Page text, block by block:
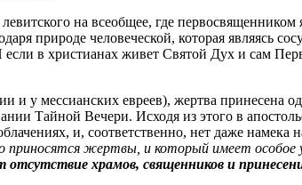
на всеобщее, где
природе человеческой, которая являясь
в христианах живет Святой Дух и сам
и у мессианских евреев), жертва принесена
Тайной Вечери. Исходя из этого в
и, соответственно, нет даже намека
приносятся жертвы, и который имеет
отсутствие храмов, священников и